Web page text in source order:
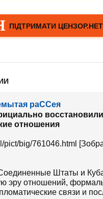
раССея
восстановили
отношения
pict/big/761046.html
Штаты и
эру отношений,
связи и